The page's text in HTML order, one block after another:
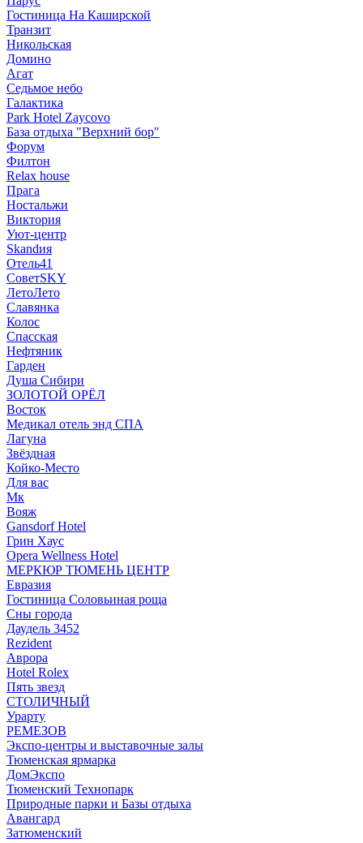
Гостиница На Каширской
Транзит
Никольская
Домино
Агат
Седьмое небо
Галактика
Park Hotel Zaycovo
База отдыха "Верхний бор"
Форум
Филтон
Relax house
Прага
Ностальжи
Виктория
Уют-центр
Skandия
Отель41
СоветSKY
ЛетоЛето
Славянка
Колос
Спасская
Нефтяник
Гарден
Душа Сибири
ЗОЛОТОЙ ОРЁЛ
Восток
Медикал отель энд СПА
Лагуна
Звёздная
Койко-Место
Для вас
Мк
Вояж
Gansdorf Hotel
Грин Хаус
Opera Wellness Hotel
МЕРКЮР ТЮМЕНЬ ЦЕНТР
Евразия
Гостиница Соловьиная роща
Сны города
Даудель 3452
Rezident
Аврора
Hotel Rolex
Пять звезд
СТОЛИЧНЫЙ
Урарту
РЕМЕЗОВ
Экспо-центры и выставочные залы
Тюменская ярмарка
ДомЭкспо
Тюменский Технопарк
Природные парки и Базы отдыха
Авангард
Затюменский